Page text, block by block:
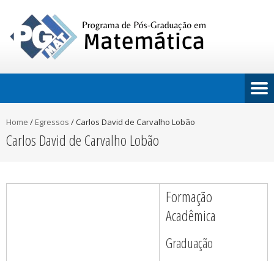
Home / Egressos /Carlos David de Carvalho Lobão
Carlos David de Carvalho Lobão
Formação
Acadêmica
Graduação